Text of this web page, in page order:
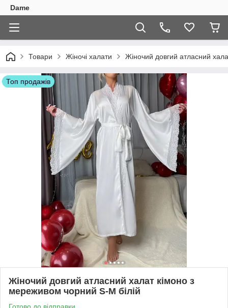
Dame
Товари Жіночі халати Жіночий довгий атласний
Топ продажів
Жіночий довгий атласний халат кімоно з
мереживом чорний S-M білій
Готово до відправки